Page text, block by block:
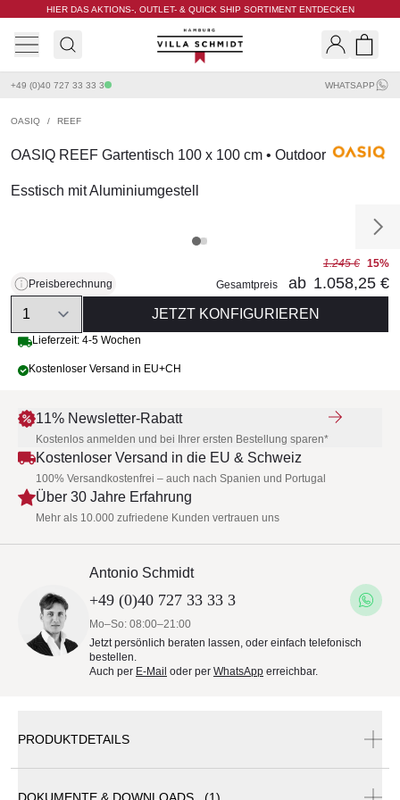
HIER DAS AKTIONS-, OUTLET- & QUICK SHIP SORTIMENT ENTDECKEN
Villa Schmidt
+49 (0)40 727 33 33 3 WHATSAPP
OASIQ / REEF
OASIQ REEF Gartentisch 100 x 100 cm • Outdoor
Esstisch mit Aluminiumgestell
Preisberechnung
1.245 € 15%
Gesamtpreis
ab 1.058,25 €
Quantity
JETZT KONFIGURIEREN
Lieferzeit: 4-5 Wochen
Kostenloser Versand in EU+CH
11% Newsletter-Rabatt
Kostenlos anmelden und bei Ihrer ersten Bestellung sparen*
Kostenloser Versand in die EU & Schweiz
100% Versandkostenfrei – auch nach Spanien und Portugal
Über 30 Jahre Erfahrung
Mehr als 10.000 zufriedene Kunden vertrauen uns
Antonio Schmidt
+49 (0)40 727 33 33 3
Mo–So: 08:00–21:00
Jetzt persönlich beraten lassen, oder einfach telefonisch
bestellen.
Auch per E-Mail oder per WhatsApp erreichbar.
PRODUKTDETAILS
DOKUMENTE & DOWNLOADS (1)